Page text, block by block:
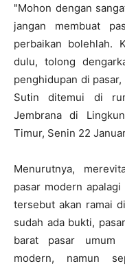
"Mohon dengan
jangan membuat
perbaikan bolehlah.
dulu, tolong
penghidupan di
Sutin ditemui di
Jembrana di
Timur, Senin 22
Menurutnya,
pasar modern
tersebut akan ramai
sudah ada bukti,
barat pasar umum
modern, namun